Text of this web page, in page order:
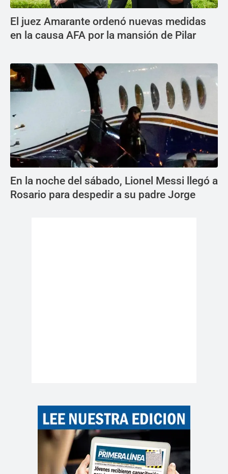
El juez Amarante ordenó nuevas medidas
en la causa AFA por la mansión de Pilar
En la noche del sábado, Lionel Messi llegó a
Rosario para despedir a su padre Jorge